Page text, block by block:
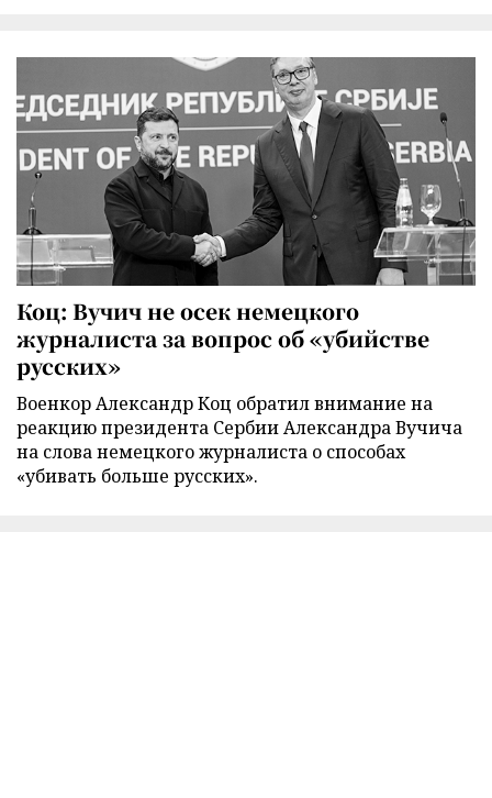
Коц: Вучич не осек немецкого
журналиста за вопрос об «убийстве
русских»
Военкор Александр Коц обратил внимание на
реакцию президента Сербии Александра Вучича
на слова немецкого журналиста о способах
«убивать больше русских».